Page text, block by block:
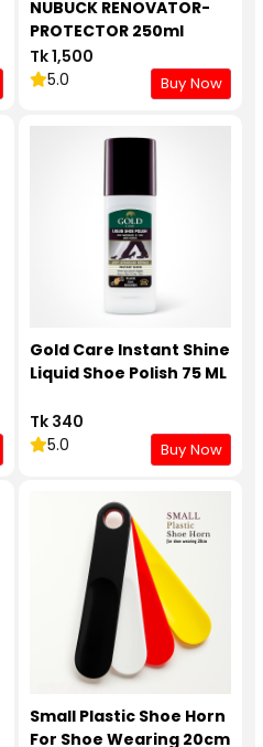
NUBUCK RENOVATOR-
PROTECTOR 250ml
Tk 1,500
5.0
Buy Now
Gold Care Instant Shine
Liquid Shoe Polish 75 ML
Tk 340
5.0
Buy Now
Small Plastic Shoe Horn
For Shoe Wearing 20cm